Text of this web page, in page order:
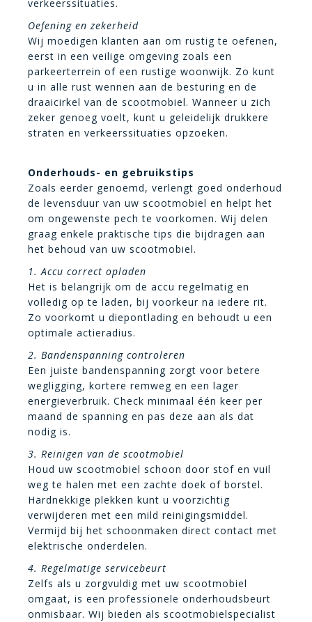
verkeerssituaties.
Oefening en zekerheid
Wij moedigen klanten aan om rustig te oefenen,
eerst in een veilige omgeving zoals een
parkeerterrein of een rustige woonwijk. Zo kunt
u in alle rust wennen aan de besturing en de
draaicirkel van de scootmobiel. Wanneer u zich
zeker genoeg voelt, kunt u geleidelijk drukkere
straten en verkeerssituaties opzoeken.
Onderhouds- en gebruikstips
Zoals eerder genoemd, verlengt goed onderhoud
de levensduur van uw scootmobiel en helpt het
om ongewenste pech te voorkomen. Wij delen
graag enkele praktische tips die bijdragen aan
het behoud van uw scootmobiel.
1. Accu correct opladen
Het is belangrijk om de accu regelmatig en
volledig op te laden, bij voorkeur na iedere rit.
Zo voorkomt u diepontlading en behoudt u een
optimale actieradius.
2. Bandenspanning controleren
Een juiste bandenspanning zorgt voor betere
wegligging, kortere remweg en een lager
energieverbruik. Check minimaal één keer per
maand de spanning en pas deze aan als dat
nodig is.
3. Reinigen van de scootmobiel
Houd uw scootmobiel schoon door stof en vuil
weg te halen met een zachte doek of borstel.
Hardnekkige plekken kunt u voorzichtig
verwijderen met een mild reinigingsmiddel.
Vermijd bij het schoonmaken direct contact met
elektrische onderdelen.
4. Regelmatige servicebeurt
Zelfs als u zorgvuldig met uw scootmobiel
omgaat, is een professionele onderhoudsbeurt
onmisbaar. Wij bieden als scootmobielspecialist